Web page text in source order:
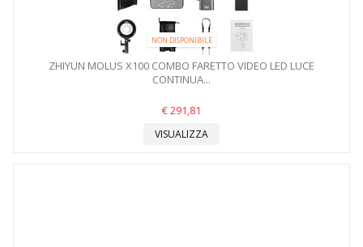
NON DISPONIBILE
ZHIYUN MOLUS X100 COMBO FARETTO VIDEO LED LUCE
CONTINUA...
€ 291,81
VISUALIZZA